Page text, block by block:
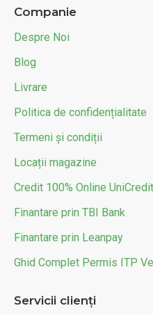
Companie
Despre Noi
Blog
Livrare
Politica de confidențialitate
Termeni și condiții
Locații magazine
Credit 100% Online
Finantare prin TBI Bank
Finantare prin Leanpay
Ghid Complet Permis ITP
Servicii clienți